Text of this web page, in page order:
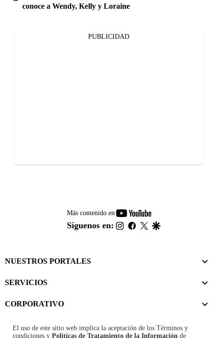
conoce a Wendy, Kelly y Loraine
PUBLICIDAD
Más contenido en
youtube-
footer
Síguenos en: instagram
facebook
twitter
NUESTROS PORTALES
SERVICIOS
CORPORATIVO
El uso de este sitio web implica la aceptación de los Términos y
condiciones y Políticas de Tratamiento de la Información de